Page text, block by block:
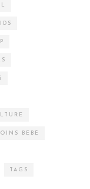
BÉBÉ
TAGS